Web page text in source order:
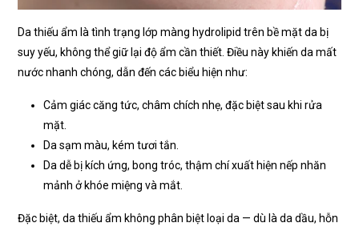
Da thiếu ẩm là tình trạng lớp màng hydrolipid trên bề mặt da bị
suy yếu, không thể giữ lại độ ẩm cần thiết. Điều này khiến da mất
nước nhanh chóng, dẫn đến các biểu hiện như:
Cảm giác căng tức, châm chích nhẹ, đặc biệt sau khi rửa
mặt.
Da sạm màu, kém tươi tắn.
Da dễ bị kích ứng, bong tróc, thậm chí xuất hiện nếp nhăn
mảnh ở khóe miệng và mắt.
Đặc biệt, da thiếu ẩm không phân biệt loại da — dù là da dầu, hỗn